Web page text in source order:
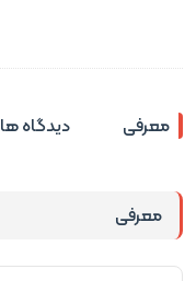
معرفی دیدگاه ها
معرفی